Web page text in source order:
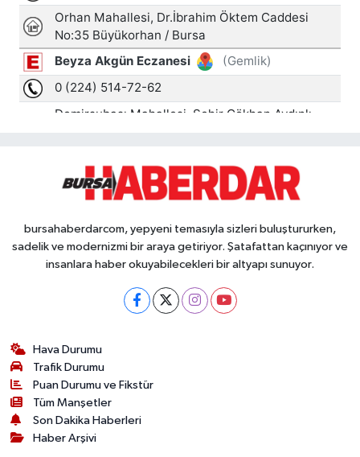
bursahaberdarcom, yepyeni temasıyla sizleri buluştururken,
sadelik ve modernizmi bir araya getiriyor. Şatafattan kaçınıyor ve
insanlara haber okuyabilecekleri bir altyapı sunuyor.
Hava Durumu
Trafik Durumu
Puan Durumu ve Fikstür
Tüm Manşetler
Son Dakika Haberleri
Haber Arşivi